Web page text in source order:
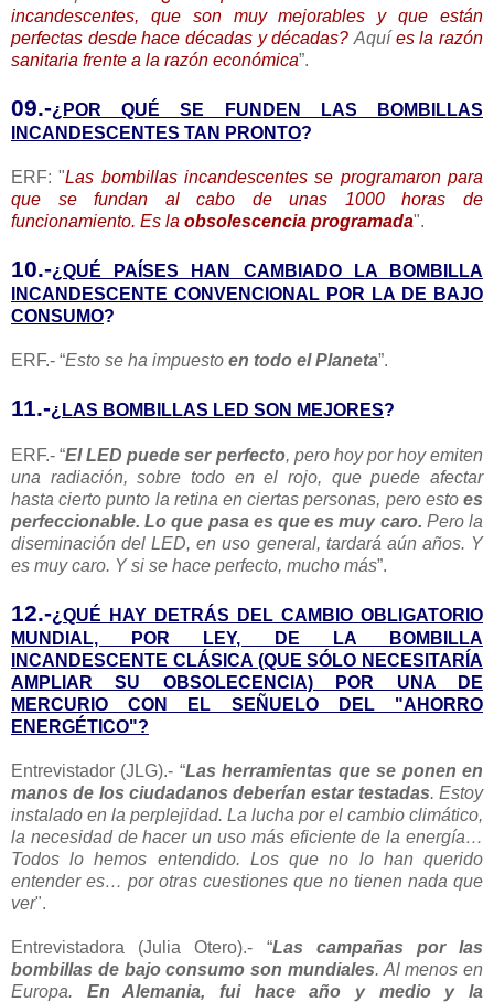
incandescentes, que son muy mejorables y que están
perfectas desde hace décadas y décadas? Aquí es la razón
sanitaria frente a la razón económica”.
09.-¿POR QUÉ SE FUNDEN LAS BOMBILLAS
INCANDESCENTES TAN PRONTO?
ERF: "Las bombillas incandescentes se programaron para
que se fundan al cabo de unas 1000 horas de
funcionamiento. Es la obsolescencia programada".
10.-¿QUÉ PAÍSES HAN CAMBIADO LA BOMBILLA
INCANDESCENTE CONVENCIONAL POR LA DE BAJO
CONSUMO?
ERF.- “Esto se ha impuesto en todo el Planeta”.
11.-¿LAS BOMBILLAS LED SON MEJORES?
ERF.- “El LED puede ser perfecto, pero hoy por hoy emiten
una radiación, sobre todo en el rojo, que puede afectar
hasta cierto punto la retina en ciertas personas, pero esto es
perfeccionable. Lo que pasa es que es muy caro. Pero la
diseminación del LED, en uso general, tardará aún años. Y
es muy caro. Y si se hace perfecto, mucho más”.
12.-¿QUÉ HAY DETRÁS DEL CAMBIO OBLIGATORIO
MUNDIAL, POR LEY, DE LA BOMBILLA
INCANDESCENTE CLÁSICA (QUE SÓLO NECESITARÍA
AMPLIAR SU OBSOLECENCIA) POR UNA DE
MERCURIO CON EL SEÑUELO DEL "AHORRO
ENERGÉTICO"?
Entrevistador (JLG).- “Las herramientas que se ponen en
manos de los ciudadanos deberían estar testadas. Estoy
instalado en la perplejidad. La lucha por el cambio climático,
la necesidad de hacer un uso más eficiente de la energía…
Todos lo hemos entendido. Los que no lo han querido
entender es… por otras cuestiones que no tienen nada que
ver".
Entrevistadora (Julia Otero).- “Las campañas por las
bombillas de bajo consumo son mundiales. Al menos en
Europa. En Alemania, fui hace año y medio y la